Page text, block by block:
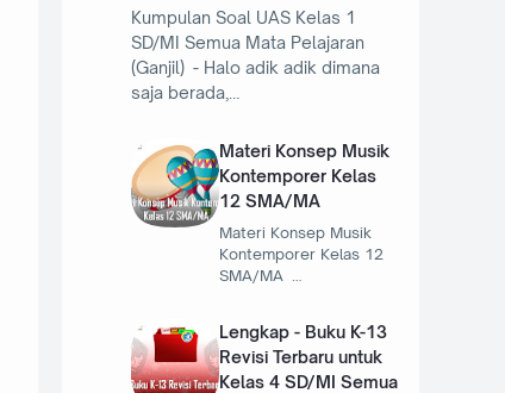
Kumpulan Soal UAS Kelas 1
SD/MI Semua Mata Pelajaran
(Ganjil) - Halo adik adik dimana
saja berada,…
Materi Konsep Musik
Kontemporer Kelas
12 SMA/MA
Materi Konsep Musik
Kontemporer Kelas 12
SMA/MA …
Lengkap - Buku K-13
Revisi Terbaru untuk
Kelas 4 SD/MI Semua